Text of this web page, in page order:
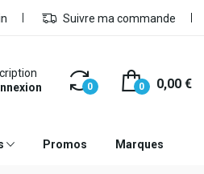
Suivre ma commande
0 0 0,00 €
Promos Marques